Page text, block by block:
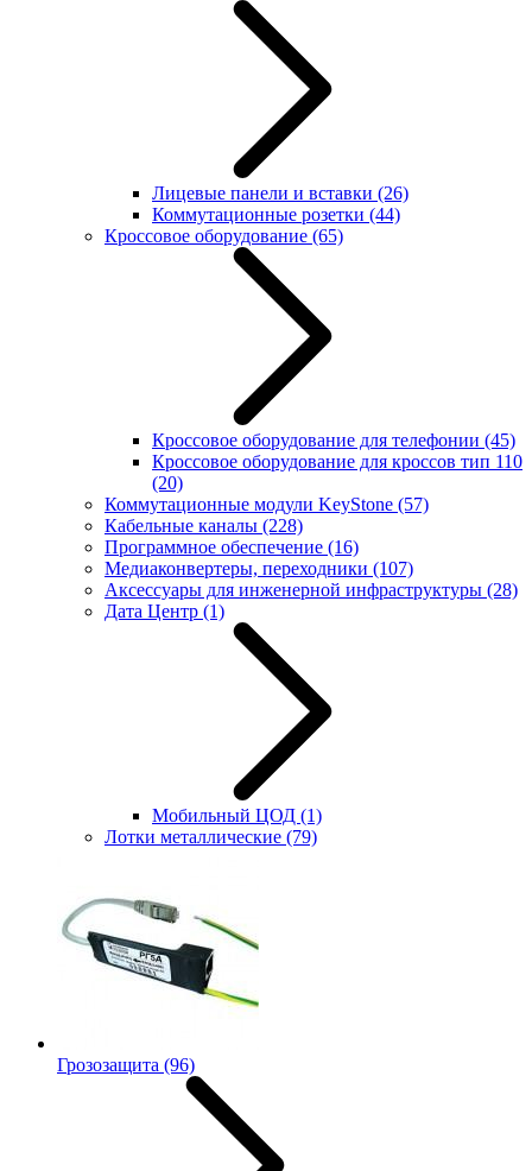
Лицевые панели и вставки (26)
Коммутационные розетки (44)
Кроссовое оборудование (65)
Кроссовое оборудование для телефонии (45)
Кроссовое оборудование для кроссов тип 110
(20)
Коммутационные модули KeyStone (57)
Кабельные каналы (228)
Программное обеспечение (16)
Медиаконвертеры, переходники (107)
Аксессуары для инженерной инфраструктуры (28)
Дата Центр (1)
Мобильный ЦОД (1)
Лотки металлические (79)
Грозозащита (96)